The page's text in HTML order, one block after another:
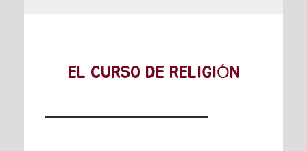
EL CURSO DE RELIGIÓN